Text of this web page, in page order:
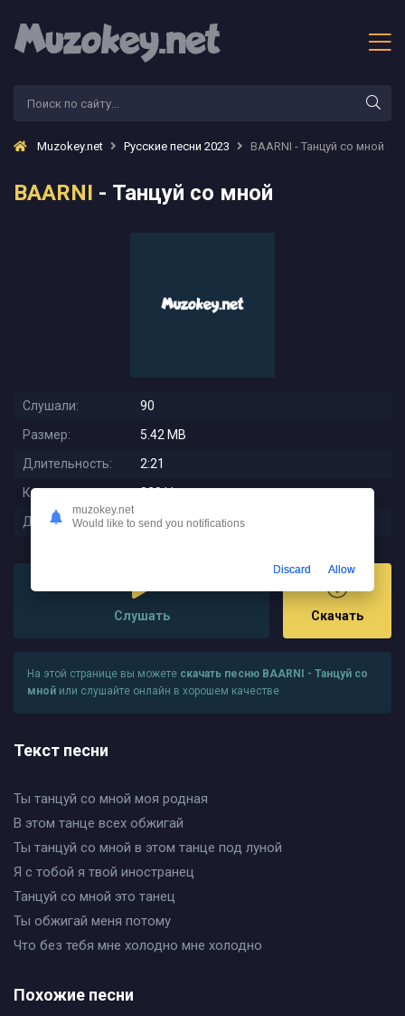
Muzokey.net Русские песни 2023 BAARNI - Танцуй со мной
BAARNI - Танцуй со мной
Слушали:
90
Размер:
5.42 MB
Длительность:
2:21
Качество:
320 kbps
Дата релиза:
2025-12-17 18:51:02
Слушать Скачать
На этой странице вы можете скачать песню BAARNI - Танцуй со
мной или слушайте онлайн в хорошем качестве
Текст песни
Ты танцуй со мной моя родная
В этом танце всех обжигай
Ты танцуй со мной в этом танце под луной
Я с тобой я твой иностранец
Танцуй со мной это танец
Ты обжигай меня потому
Что без тебя мне холодно мне холодно
Похожие песни
muzokey.net
Would like to send you notifications
Discard Allow